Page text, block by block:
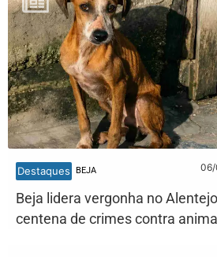
Destaques BEJA
Beja lidera vergonha no
centena de crimes contra